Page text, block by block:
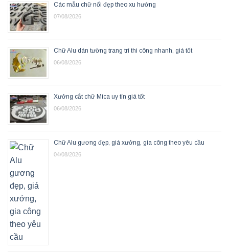
Các mẫu chữ nổi đẹp theo xu hướng
07/08/2026
Chữ Alu dán tường trang trí thi công nhanh, giá tốt
06/08/2026
Xưởng cắt chữ Mica uy tín giá tốt
06/08/2026
Chữ Alu gương đẹp, giá xưởng, gia công theo yêu cầu
04/08/2026